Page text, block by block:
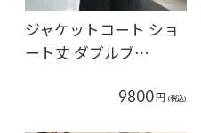
ジャケットコート ショ
ート丈 ダブルブ…
9800円 (税込)